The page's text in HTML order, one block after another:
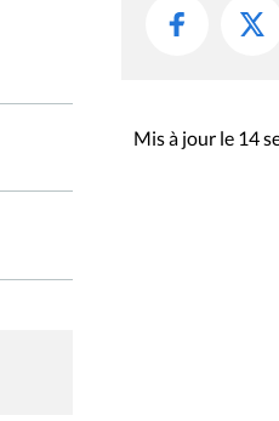
Mis à jour le 14